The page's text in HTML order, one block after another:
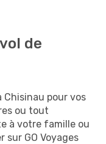
de
Chisinau pour vos
ou tout
à votre famille ou
sur GO Voyages